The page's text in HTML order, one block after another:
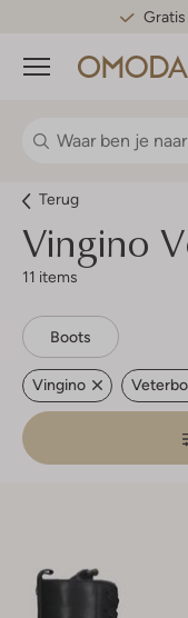
Menu
Terug
Vingino
11 items
Boots
Vingino